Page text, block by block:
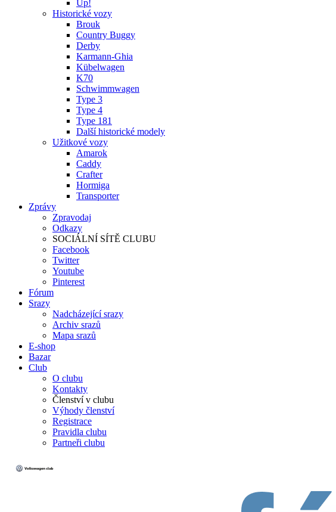
Up!
Historické vozy
Brouk
Country Buggy
Derby
Karmann-Ghia
Kübelwagen
K70
Schwimmwagen
Type 3
Type 4
Type 181
Další historické modely
Užitkové vozy
Amarok
Caddy
Crafter
Hormiga
Transporter
Zprávy
Zpravodaj
Odkazy
SOCIÁLNÍ SÍTĚ CLUBU
Facebook
Twitter
Youtube
Pinterest
Fórum
Srazy
Nadcházející srazy
Archiv srazů
Mapa srazů
E-shop
Bazar
Club
O clubu
Kontakty
Členství v clubu
Výhody členství
Registrace
Pravidla clubu
Partneři clubu